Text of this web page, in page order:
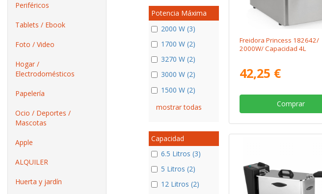
Periféricos
Tablets / Ebook
Foto / Video
Hogar /
Electrodomésticos
Papelería
Ocio / Deportes /
Mascotas
Apple
ALQUILER
Huerta y jardín
Potencia Máxima
2000 W (3)
1700 W (2)
3270 W (2)
3000 W (2)
1500 W (2)
mostrar todas
Capacidad
6.5 Litros (3)
5 Litros (2)
12 Litros (2)
Freidora Princess 182642/
2000W/ Capacidad 4L
42,25 €
Comprar